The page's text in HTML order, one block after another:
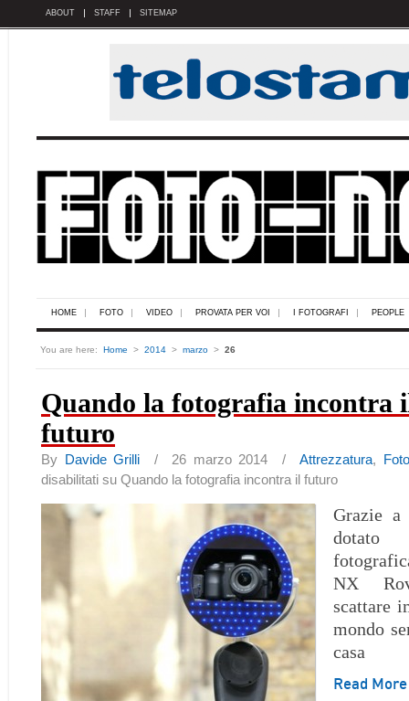
ABOUT STAFF SITEMAP
HOME FOTO VIDEO PROVATA PER VOI I FOTOGRAFI PEOPLE
You are here: Home > 2014 > marzo > 26
Quando la fotografia incontra
futuro
By Davide Grilli / 26 marzo 2014 /Attrezzatura, Foto
disabilitati su Quando la fotografia incontra il futuro
Grazie a
NX
scattare
mondo
casa
Read